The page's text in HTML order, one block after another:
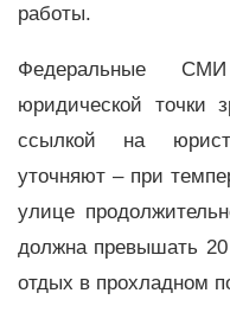
работы.
Федеральные
юридической точки
ссылкой на
уточняют – при
улице
должна превышать
отдых в прохладном